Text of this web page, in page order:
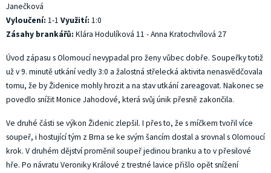
Janečková
Vyloučení: 1-1 Využití: 1:0
Zásahy brankářů: Klára Hodulíková 11 - Anna Kratochvílová 27
Úvod zápasu s Olomoucí nevypadal pro ženy vůbec dobře. Soupeřky totiž
už v 9. minutě utkání vedly 3:0 a žalostná střelecká aktivita nenasvědčovala
tomu, že by Židenice mohly hrozit a na stav utkání zareagovat. Nakonec se
povedlo snížit Monice Jahodové, která svůj únik přesně zakončila.
Ve druhé části se výkon Židenic zlepšil. I přes to, že s míčkem tvořil více
soupeř, i hostující tým z Brna se ke svým šancím dostal a srovnal s Olomoucí
krok. V druhém dějství proměnil soupeř jedinou branku a to v přesilové
hře. Po návratu Veroniky Králové z trestné lavice přišlo opět snížení